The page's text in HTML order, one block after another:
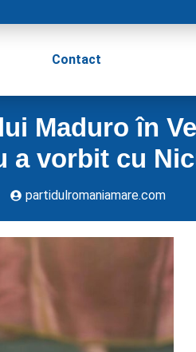
Contact
Maduro în
a vorbit cu
partidulromaniamare.com